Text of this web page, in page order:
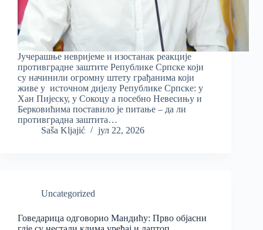
Јучерашње невријеме и изостанак реакције
противградне заштите Републике Српске који
су начинили огромну штету грађанима који
живе у источном дијелу Републике Српске: у
Хан Пијеску, у Сокоцу а посебно Невесињу и
Берковићима поставило је питање – да ли
противградна заштита…
Saša Kljajić
јул 22, 2026
Uncategorized
Говедарица одговорио Мандићу: Прво објасни